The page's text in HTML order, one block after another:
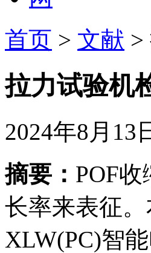
首页 > 文献 >
拉力试验机
2024年8月13
摘要： POF
长率来表征
XLW(PC)智